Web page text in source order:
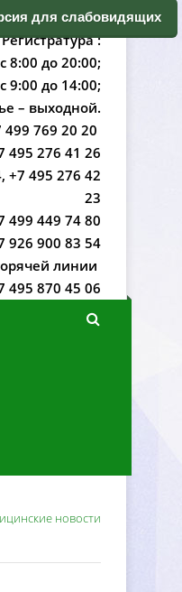
Регистратура :
8:00 до 20:00;
9:00 до 14:00;
– выходной.
499 769 20 20
495 276 41 26
+7 495 276 42
23
499 449 74 80
926 900 83 54
линии
495 870 45 06
новости
для слабовидящих